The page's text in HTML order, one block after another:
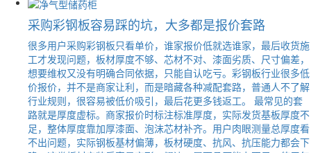
采购彩钢板容易踩的坑，大多都是报价套路
很多用户采购彩钢板只看单价，谁家报价低就选谁家，最后收货施
工才发现问题，板材厚度不够、芯材不对、漆面劣质、尺寸偏差，
想要维权又没有明确合同依据，只能自认吃亏。彩钢板行业很多低
价报价，并不是商家让利，而是暗藏各种减配套路，普通人不了解
行业规则，很容易被低价吸引，最后花更多钱返工。 最常见的套
路就是厚度虚标。商家报价时标注标准厚度，实际发货基板厚度不
足，整体厚度靠加厚漆面、泡沫芯材补齐。用户肉眼测量总厚度看
不出问题，实际钢板基材偏薄，板材硬度、抗风、抗压能力都会下